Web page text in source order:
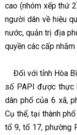
cao (nhóm xếp thứ
người dân về hiệu
nước, quản trị địa
quyền các cấp nhằm
Đối với tỉnh Hòa
số PAPI được thực
dân phố của 6 xã,
Cụ thể, tại thành
tổ 9, tổ 17, phường